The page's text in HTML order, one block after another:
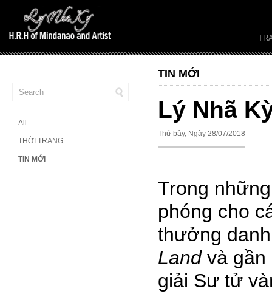
All
THỜI TRANG
TIN MỚI
TIN MỚI
Lý Nhã
Thứ bảy, Ngày 28/07/2018
Trong
phóng cho
thưởng
Landvà gần
giải Sư tử